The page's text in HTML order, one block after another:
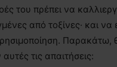
του πρέπει να
από τοξίνες· και
Παρακάτω,
τις απαιτήσεις: